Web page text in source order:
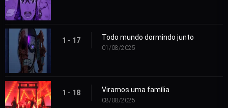
1 - 17 Todo mundo dormindo junto
01/08/2025
1 - 18 Viramos uma família
08/08/2025